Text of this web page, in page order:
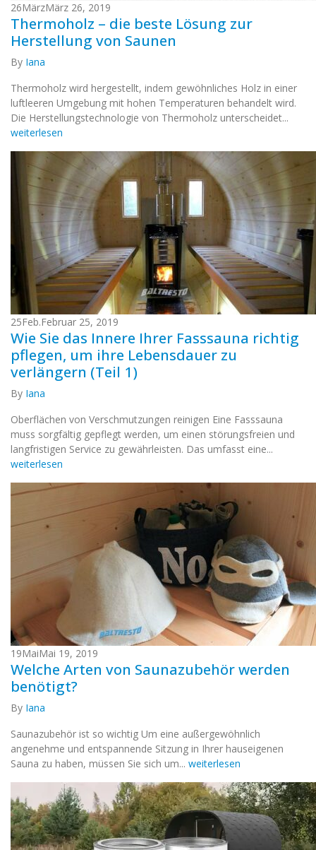
26MärzMärz 26, 2019
Thermoholz – die beste Lösung zur
Herstellung von Saunen
By Iana
Thermoholz wird hergestellt, indem gewöhnliches Holz in einer
luftleeren Umgebung mit hohen Temperaturen behandelt wird.
Die Herstellungstechnologie von Thermoholz unterscheidet...
weiterlesen
25Feb.Februar 25, 2019
Wie Sie das Innere Ihrer Fasssauna richtig
pflegen, um ihre Lebensdauer zu
verlängern (Teil 1)
By Iana
Oberflächen von Verschmutzungen reinigen Eine Fasssauna
muss sorgfältig gepflegt werden, um einen störungsfreien und
langfristigen Service zu gewährleisten. Das umfasst eine...
weiterlesen
19MaiMai 19, 2019
Welche Arten von Saunazubehör werden
benötigt?
By Iana
Saunazubehör ist so wichtig Um eine außergewöhnlich
angenehme und entspannende Sitzung in Ihrer hauseigenen
Sauna zu haben, müssen Sie sich um... weiterlesen